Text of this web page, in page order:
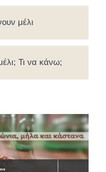
μέλι
Τι να κάνω;